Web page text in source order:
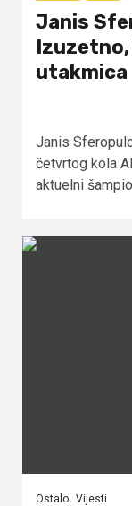
Janis
utakmica
Janis
četvrtog kola
aktuelni
Ostalo Vijesti